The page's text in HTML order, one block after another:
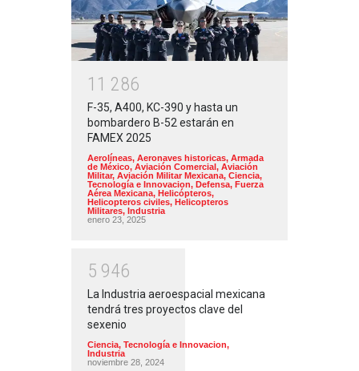
1 1 286
F-35, A400, KC-390 y hasta un
bombardero B-52 estarán en
FAMEX 2025
Aerolíneas, Aeronaves historicas, Armada
de México, Aviación Comercial, Aviación
Militar, Aviación Militar Mexicana, Ciencia,
Tecnología e Innovacion, Defensa, Fuerza
Aérea Mexicana, Helicópteros,
Helicopteros civiles, Helicopteros
Militares, Industria
enero 23, 2025
5 946
La Industria aeroespacial mexicana
tendrá tres proyectos clave del
sexenio
Ciencia, Tecnología e Innovacion,
Industria
noviembre 28, 2024